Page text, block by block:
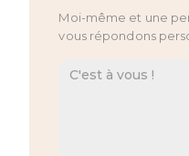
Moi-même et une
vous répondons